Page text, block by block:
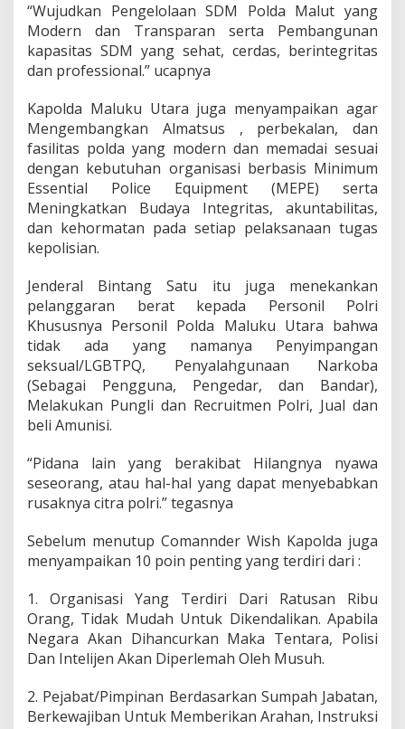
“Wujudkan Pengelolaan SDM Polda Malut yang
Modern dan Transparan serta Pembangunan
kapasitas SDM yang sehat, cerdas, berintegritas
dan professional.” ucapnya
Kapolda Maluku Utara juga menyampaikan agar
Mengembangkan Almatsus , perbekalan, dan
fasilitas polda yang modern dan memadai sesuai
dengan kebutuhan organisasi berbasis Minimum
Essential Police Equipment (MEPE) serta
Meningkatkan Budaya Integritas, akuntabilitas,
dan kehormatan pada setiap pelaksanaan tugas
kepolisian.
Jenderal Bintang Satu itu juga menekankan
pelanggaran berat kepada Personil Polri
Khususnya Personil Polda Maluku Utara bahwa
tidak ada yang namanya Penyimpangan
seksual/LGBTPQ, Penyalahgunaan Narkoba
(Sebagai Pengguna, Pengedar, dan Bandar),
Melakukan Pungli dan Recruitmen Polri, Jual dan
beli Amunisi.
“Pidana lain yang berakibat Hilangnya nyawa
seseorang, atau hal-hal yang dapat menyebabkan
rusaknya citra polri.” tegasnya
Sebelum menutup Comannder Wish Kapolda juga
menyampaikan 10 poin penting yang terdiri dari :
1. Organisasi Yang Terdiri Dari Ratusan Ribu
Orang, Tidak Mudah Untuk Dikendalikan. Apabila
Negara Akan Dihancurkan Maka Tentara, Polisi
Dan Intelijen Akan Diperlemah Oleh Musuh.
2. Pejabat/Pimpinan Berdasarkan Sumpah Jabatan,
Berkewajiban Untuk Memberikan Arahan, Instruksi